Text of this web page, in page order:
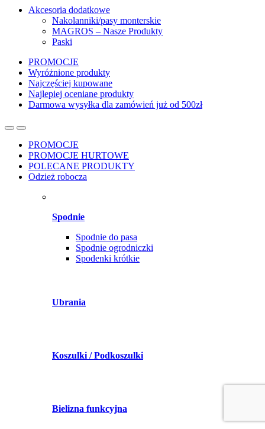
Akcesoria dodatkowe
Nakolanniki/pasy monterskie
MAGROS – Nasze Produkty
Paski
PROMOCJE
Wyróżnione produkty
Najczęściej kupowane
Najlepiej oceniane produkty
Darmowa wysyłka dla zamówień już od 500zł
PROMOCJE
PROMOCJE HURTOWE
POLECANE PRODUKTY
Odzież robocza
Spodnie
Spodnie do pasa
Spodnie ogrodniczki
Spodenki krótkie
Ubrania
Koszulki / Podkoszulki
Bielizna funkcyjna